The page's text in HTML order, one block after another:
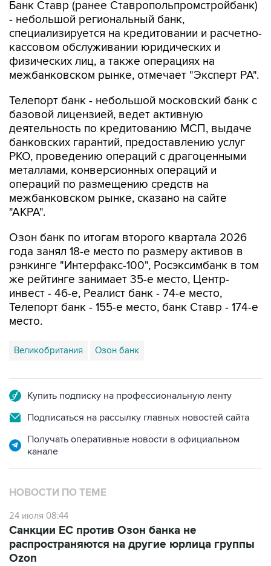
Банк Ставр (ранее Ставропольпромстройбанк)
- небольшой региональный банк,
специализируется на кредитовании и расчетно-
кассовом обслуживании юридических и
физических лиц, а также операциях на
межбанковском рынке, отмечает "Эксперт РА".
Телепорт банк - небольшой московский банк с
базовой лицензией, ведет активную
деятельность по кредитованию МСП, выдаче
банковских гарантий, предоставлению услуг
РКО, проведению операций с драгоценными
металлами, конверсионных операций и
операций по размещению средств на
межбанковском рынке, сказано на сайте
"АКРА".
Озон банк по итогам второго квартала 2026
года занял 18-е место по размеру активов в
рэнкинге "Интерфакс-100", Росэксимбанк в том
же рейтинге занимает 35-е место, Центр-
инвест - 46-е, Реалист банк - 74-е место,
Телепорт банк - 155-е место, банк Ставр - 174-е
место.
Великобритания Озон банк
Купить подписку на профессиональную ленту
Подписаться на рассылку главных новостей сайта
Получать оперативные новости в официальном
канале
НОВОСТИ ПО ТЕМЕ
24 июля 08:44
Санкции ЕС против Озон банка не
распространяются на другие юрлица группы
Ozon